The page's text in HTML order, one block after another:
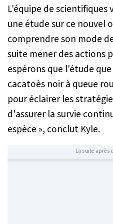
L'équipe de
une étude sur ce nouvel
comprendre son mode
suite mener des actions
espérons que l'étude
cacatoès noir à queue
pour éclairer les
d'assurer la survie
espèce », conclut Kyle.
La suite après